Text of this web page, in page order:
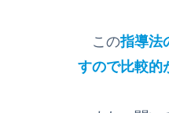
この指導法
すので比較的